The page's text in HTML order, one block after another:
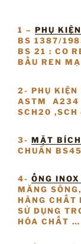
1 – PHỤ
BS 1387/
BS 21 : CO
BẦU REN
2- PHỤ KIỆN
ASTM A234
SCH20
3- MẶT BÍCH
CHUẨN
4- ỐNG
MĂNG
HÀNG CHẤT
SỬ DỤNG
HÓA CHẤT …